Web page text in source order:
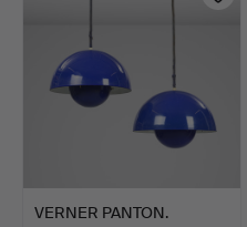
VERNER PANTON.